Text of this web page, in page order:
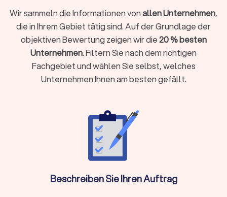
Unternehmen führen
Einkünfte aus Vermietung, Kapitalvermögen oder anderen
Einkunftsarten haben
Komplexe steuerliche Sachverhalte vorliegen wie
Auslandseinkünfte, Erbschaften oder Beteiligungen
Laufende Buchhaltung, Jahresabschlüsse oder
Steueroptimierung und proaktive Gestaltungsberatung
Als Faustregel gilt: Wenn die mögliche Steuerersparnis oder
Zeitersparnis die Kosten übersteigt, ist die Investition
Wir sammeln die Informationen vonallen Unternehmen,
die in Ihrem Gebiet tätig sind. Auf der Grundlage der
objektiven Bewertung zeigen wir die20 % besten
Unternehmen. Filtern Sie nach dem richtigen
Fachgebiet und wählen Sie selbst, welches
Unternehmen Ihnen am besten gefällt.
Beschreiben Sie Ihren Auftrag